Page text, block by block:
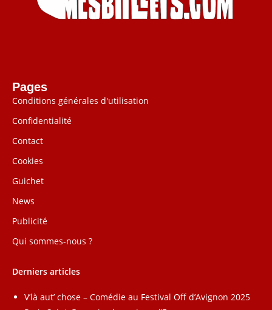
Pages
Conditions générales d'utilisation
Confidentialité
Contact
Cookies
Guichet
News
Publicité
Qui sommes-nous ?
Derniers articles
V’là aut’ chose – Comédie au Festival Off d’Avignon 2025